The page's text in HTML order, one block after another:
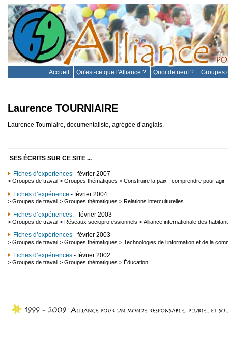
Accueil Qu'est-ce que l'Alliance ? Quoi de neuf ? Groupes
Laurence TOURNIAIRE
Laurence Tourniaire, documentaliste, agrégée d’anglais.
SES ÉCRITS SUR CE SITE ...
Fiches d’experiences - février 2007
> Groupes de travail > Groupes thématiques > Construire la paix : comprendre pour agir
Fiches d’expérience - février 2004
> Groupes de travail > Groupes thématiques > Relations interculturelles
Fiches d’expériences. - février 2003
> Groupes de travail > Réseaux socioprofessionnels > Alliance internationale des
Fiches d’expériences - février 2003
> Groupes de travail > Groupes thématiques > Technologies de l’information et de la
Fiches d’expériences - février 2002
> Groupes de travail > Groupes thématiques > Éducation